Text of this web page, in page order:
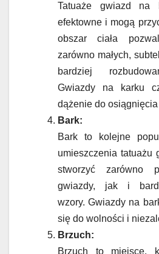
Tatuaże gwiazd na
efektowne i mogą
obszar ciała
zarówno małych,
bardziej
Gwiazdy na karku
dążenie do
Bark:
Bark to kolejne
umieszczenia tatuażu
stworzyć zarówno
gwiazdy, jak i
wzory. Gwiazdy na
się do wolności i
Brzuch:
Brzuch to miejsce,